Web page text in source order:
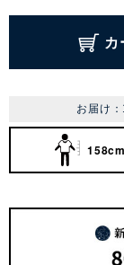
カ
お届け